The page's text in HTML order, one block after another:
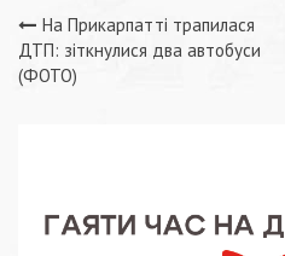
Навігація
записів
На Прикарпатті трапилася
ДТП: зіткнулися два автобуси
(ФОТО)